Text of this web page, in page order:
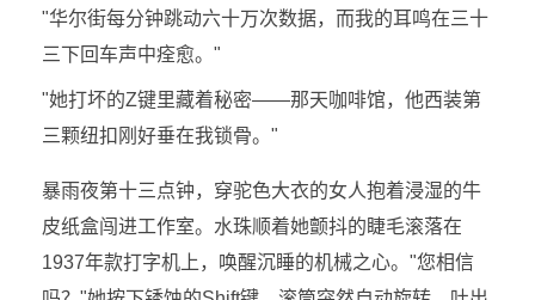
"华尔街每分钟跳动六十万次数据，而我的耳鸣在三十
三下回车声中痊愈。"
"她打坏的Z键里藏着秘密——那天咖啡馆，他西装第
三颗纽扣刚好垂在我锁骨。"
暴雨夜第十三点钟，穿驼色大衣的女人抱着浸湿的牛
皮纸盒闯进工作室。水珠顺着她颤抖的睫毛滚落在
1937年款打字机上，唤醒沉睡的机械之心。"您相信